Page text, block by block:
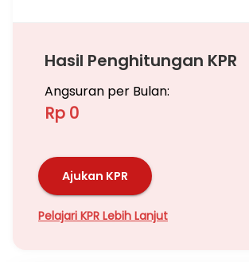
Hasil Penghitungan KPR
Angsuran per Bulan:
Rp 0
Ajukan KPR
Pelajari KPR Lebih Lanjut